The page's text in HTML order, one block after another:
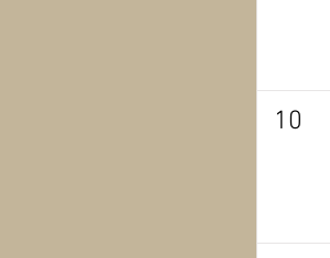
10